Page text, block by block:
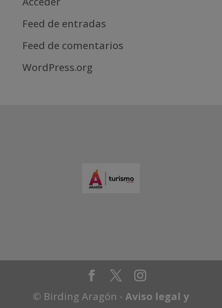
Feed de entradas
Feed de comentarios
WordPress.org
© Birding Aragón -Aviso legal y